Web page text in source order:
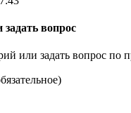
вопрос
или задать вопрос